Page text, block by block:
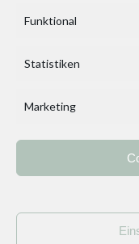
Funktional
Statistiken
Marketing